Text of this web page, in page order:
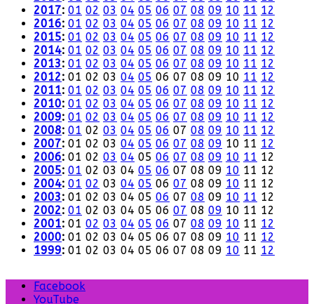
2017: 01 02 03 04 05 06 07 08 09 10 11 12
2016: 01 02 03 04 05 06 07 08 09 10 11 12
2015: 01 02 03 04 05 06 07 08 09 10 11 12
2014: 01 02 03 04 05 06 07 08 09 10 11 12
2013: 01 02 03 04 05 06 07 08 09 10 11 12
2012: 01 02 03 04 05 06 07 08 09 10 11 12
2011: 01 02 03 04 05 06 07 08 09 10 11 12
2010: 01 02 03 04 05 06 07 08 09 10 11 12
2009: 01 02 03 04 05 06 07 08 09 10 11 12
2008: 01 02 03 04 05 06 07 08 09 10 11 12
2007: 01 02 03 04 05 06 07 08 09 10 11 12
2006: 01 02 03 04 05 06 07 08 09 10 11 12
2005: 01 02 03 04 05 06 07 08 09 10 11 12
2004: 01 02 03 04 05 06 07 08 09 10 11 12
2003: 01 02 03 04 05 06 07 08 09 10 11 12
2002: 01 02 03 04 05 06 07 08 09 10 11 12
2001: 01 02 03 04 05 06 07 08 09 10 11 12
2000: 01 02 03 04 05 06 07 08 09 10 11 12
1999: 01 02 03 04 05 06 07 08 09 10 11 12
Facebook
YouTube